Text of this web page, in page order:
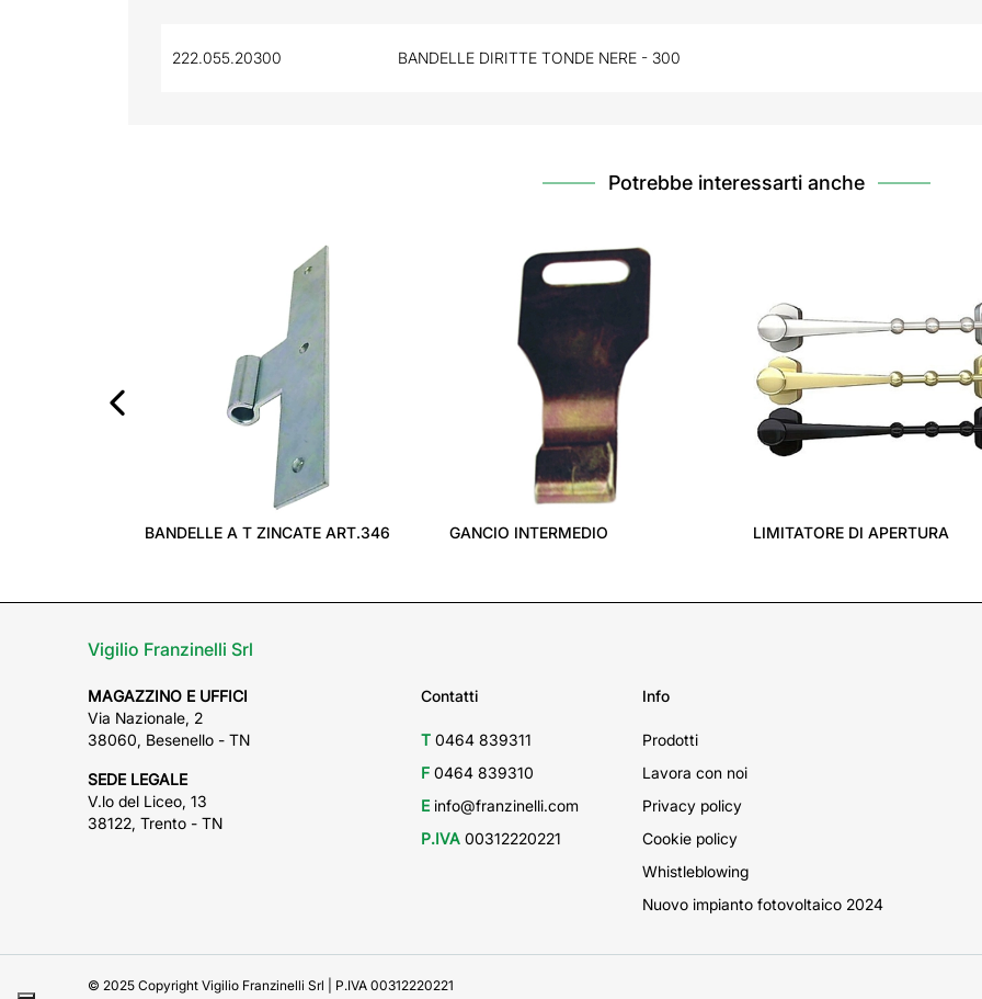
222.055.20300 BANDELLE DIRITTE TONDE NERE - 300
Potrebbe interessarti anche
BANDELLE A T ZINCATE ART.346 GANCIO INTERMEDIO LIMITATORE DI APERTURA
Vigilio Franzinelli Srl
MAGAZZINO E UFFICI
Via Nazionale, 2
38060, Besenello - TN
SEDE LEGALE
V.lo del Liceo, 13
38122, Trento - TN
Contatti
T0464 839311
F0464 839310
Einfo@franzinelli.com
P.IVA00312220221
Info
Prodotti
Lavora con noi
Privacy policy
Cookie policy
Whistleblowing
Nuovo impianto fotovoltaico 2024
© 2025 Copyright Vigilio Franzinelli Srl | P.IVA 00312220221